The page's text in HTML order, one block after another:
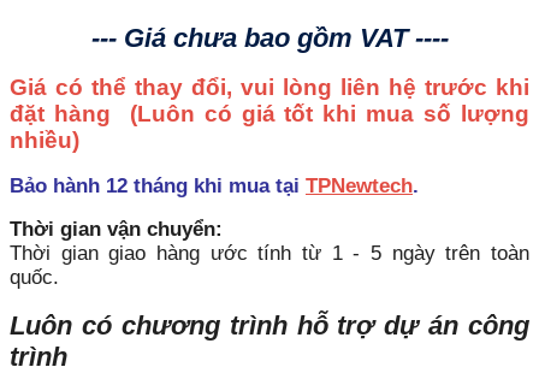
--- Giá chưa bao gồm VAT ----
Giá có thể thay đổi, vui lòng liên hệ trước khi
đặt hàng (Luôn có giá tốt khi mua số lượng
nhiều)
Bảo hành 12 tháng khi mua tại TPNewtech.
Thời gian vận chuyển:
Thời gian giao hàng ước tính từ 1 - 5 ngày trên toàn
quốc.
Luôn có chương trình hỗ trợ dự án công
trình